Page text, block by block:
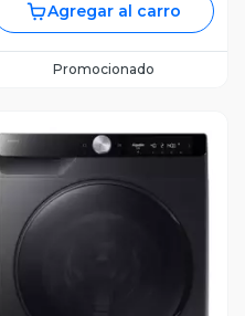
Agregar al carro
Promocionado